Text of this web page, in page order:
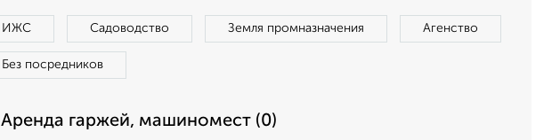
ИЖС Садоводство Земля промназначения Агенство
Без посредников
Аренда гаржей, машиномест (0)